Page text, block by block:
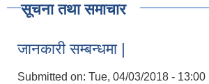
सूचना तथा समाचार
जानकारी सम्बन्धमा |
Submitted on: Tue, 04/03/2018 - 13:00